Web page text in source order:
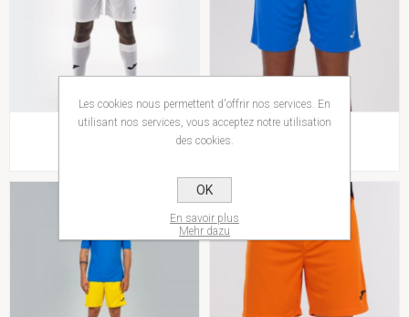
SHORT NOBEL SHORT NOBEL
Les cookies nous permettent d'offrir nos services. En
utilisant nos services, vous acceptez notre utilisation
des cookies.
OK
En savoir plus
Mehr dazu